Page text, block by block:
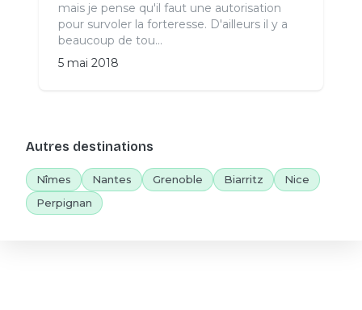
mais je pense qu'il faut une autorisation
pour survoler la forteresse. D'ailleurs il y a
beaucoup de tou...
5 mai 2018
Autres destinations
Nîmes Nantes Grenoble Biarritz
Nice
Perpignan